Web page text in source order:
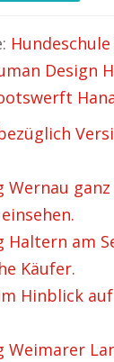
Hundeschule
Design
Wernau
am
Käufer.
Hinblick
Weimarer